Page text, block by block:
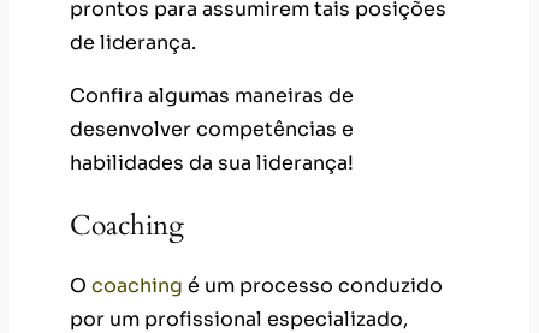
prontos para assumirem tais posições
de liderança.
Confira algumas maneiras de
desenvolver competências e
habilidades da sua liderança!
Coaching
O coaching é um processo conduzido
por um profissional especializado,